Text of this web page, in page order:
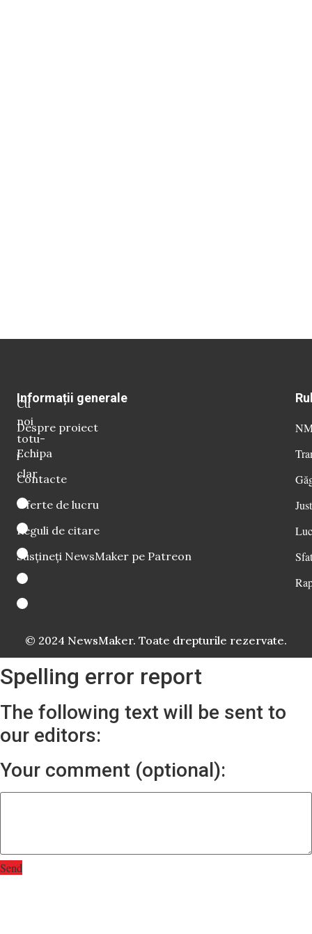
Cu
noi
totu-
i
clar
Informații generale
Despre proiect
Echipa
Contacte
Oferte de lucru
Reguli de citare
Susțineți NewsMaker pe Patreon
© 2024 NewsMaker. Toate drepturile rezervate.
Spelling error report
The following text will be sent to
our editors:
Your comment (optional):
Send